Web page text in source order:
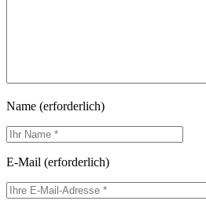
Name (erforderlich)
E-Mail (erforderlich)